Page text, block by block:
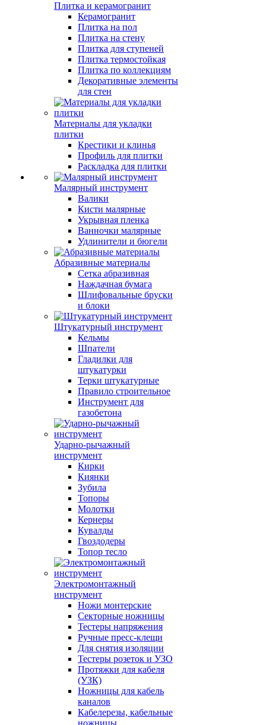
Плитка и керамогранит
Керамогранит
Плитка на пол
Плитка на стену
Плитка для ступеней
Плитка термостойкая
Плитка по коллекциям
Декоративные элементы
для стен
Материалы для укладки
плитки
Крестики и клинья
Профиль для плитки
Раскладка для плитки
Малярный инструмент
Валики
Кисти малярные
Укрывная пленка
Ванночки малярные
Удлинители и бюгели
Абразивные материалы
Сетка абразивная
Наждачная бумага
Шлифовальные бруски
и блоки
Штукатурный инструмент
Кельмы
Шпатели
Гладилки для
штукатурки
Терки штукатурные
Правило строительное
Инструмент для
газобетона
Ударно-рычажный
инструмент
Кирки
Киянки
Зубила
Топоры
Молотки
Кернеры
Кувалды
Гвоздодеры
Топор тесло
Электромонтажный
инструмент
Ножи монтерские
Секторные ножницы
Тестеры напряжения
Ручные пресс-клещи
Для снятия изоляции
Тестеры розеток и УЗО
Протяжки для кабеля
(УЗК)
Ножницы для кабель
каналов
Кабелерезы, кабельные
ножницы